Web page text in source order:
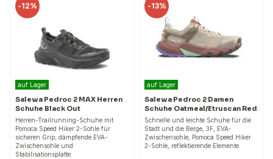
-12%
auf Lager
Salewa Pedroc 2 MAX Herren
Schuhe Black Out
Herren-Trailrunning-Schuhe mit
Pomoca Speed Hiker 2-Sohle für
sicheren Grip; dämpfende EVA-
Zwischensohle und
Stabilisationsplatte.
-13%
auf Lager
Salewa Pedroc 2 Damen
Schuhe Oatmeal/Etruscan Red
Schnelle und leichte Schuhe für die
Stadt und die Berge, 3F, EVA-
Zwischensohle, Pomoca Speed Hiker
2-Sohle, reflektierende Elemente.